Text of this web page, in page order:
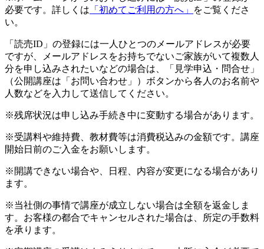
必要です。詳しくは 「初めてご利用の方へ」
をご覧くださ
い。
「読売ID」の登録には一人ひとつのメールアドレスが必要
ですが、メールアドレスをお持ちでないご家族がいて複数人
分を申し込みされたいなどの場合は、「見学申込・問合せ」
（公開講座は「お問い合わせ」）ボタンから各人のお名前や
人数などを入力して送信してください。
※残席状況は申し込み手続き中に変動する場合があります。
※受講料や維持費、教材費等は消費税込みの金額です。講座
開始日前のご入金をお願いします。
※開講できない場合や、日程、内容が変更になる場合があり
ます。
※当社側の事情で講座が成立しない場合は全額を返金しま
す。お客様の都合でキャンセルされた場合は、所定の手数料
を承ります。